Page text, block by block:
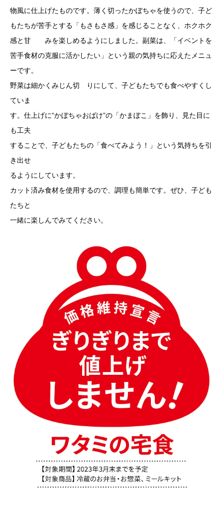
物風に仕上げたものです。薄く切ったかぼちゃを使うので、子ど
もたちが苦手とする「もさもさ感」を感じることなく、ホクホク
感と甘 みを楽しめるようにしました。副菜は、「イベントを
苦手食材の克服に活かしたい」という親の気持ちに応えたメニュ
ーです。
野菜は細かくみじん切 りにして、子どもたちでも食べやすくし
ていま
す。仕上げに“かぼちゃおばけ”の「かまぼこ」を飾り、見た目に
も工夫
することで、子どもたちの「食べてみよう！」という気持ちを引
き出せ
るようにしています。
カット済み食材を使用するので、調理も簡単です。ぜひ、子ども
たちと
一緒に楽しんでみてください。